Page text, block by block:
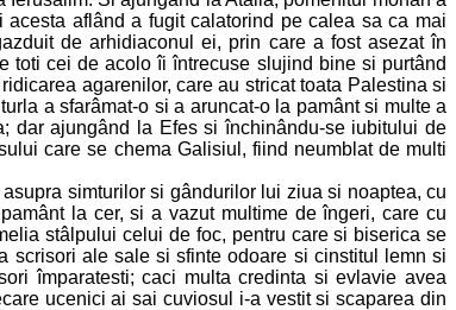
aflând a fugit calatorind pe calea sa ca mai
de arhidiaconul ei, prin care a fost asezat în
toti cei de acolo îi întrecuse slujind bine si purtând
agarenilor, care au stricat toata Palestina si
a sfarâmat-o si a aruncat-o la pamânt si multe a
dar ajungând la Efes si închinându-se iubitului de
care se chema Galisiul, fiind neumblat de multi
simturilor si gândurilor lui ziua si noaptea, cu
la cer, si a vazut multime de îngeri, care cu
stâlpului celui de foc, pentru care si biserica se
scrisori ale sale si sfinte odoare si cinstitul lemn si
împaratesti; caci multa credinta si evlavie avea
ucenici ai sai cuviosul i-a vestit si scaparea din